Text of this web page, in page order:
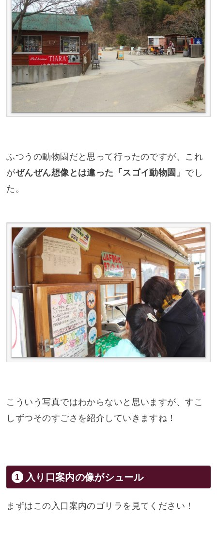
ふつうの動物園だと思って行ったのですが、これ
がぜんぜん想像とは違った「スゴイ動物園」 でし
た。
こういう写真ではわからないと思いますが、すこ
しずつそのすごさを紹介していきますね！
入り口案内の像がシュール
まずはこの入口案内のゴリラを見てください！